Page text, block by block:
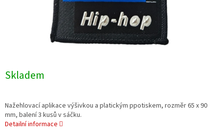
Skladem
Nažehlovací aplikace výšivkou a platickým ppotiskem, rozměr 65 x 90
mm, balení 3 kusů v sáčku.
Detailní informace